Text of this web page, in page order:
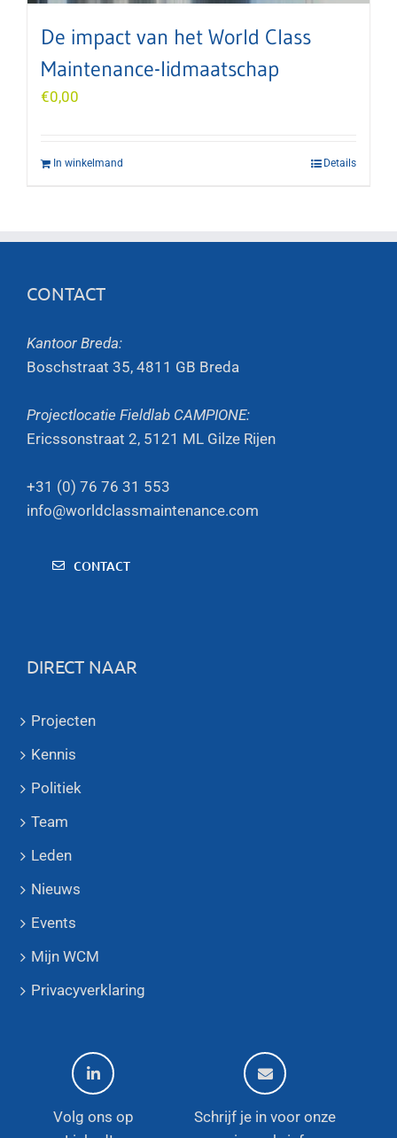
De impact van het World Class
Maintenance-lidmaatschap
€0,00
In winkelmand Details
CONTACT
Kantoor Breda:
Boschstraat 35, 4811 GB Breda
Projectlocatie Fieldlab CAMPIONE:
Ericssonstraat 2, 5121 ML Gilze Rijen
+31 (0) 76 76 31 553
info@worldclassmaintenance.com
CONTACT
DIRECT NAAR
Projecten
Kennis
Politiek
Team
Leden
Nieuws
Events
Mijn WCM
Privacyverklaring
Volg ons op
Schrijf je in voor onze